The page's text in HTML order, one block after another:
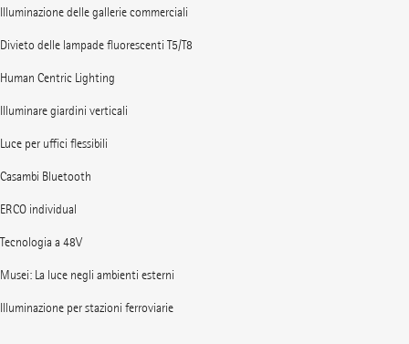
Illuminazione delle gallerie commerciali
Divieto delle lampade fluorescenti T5/T8
Human Centric Lighting
Illuminare giardini verticali
Luce per uffici flessibili
Casambi Bluetooth
ERCO individual
Tecnologia a 48V
Musei: La luce negli ambienti esterni
Illuminazione per stazioni ferroviarie